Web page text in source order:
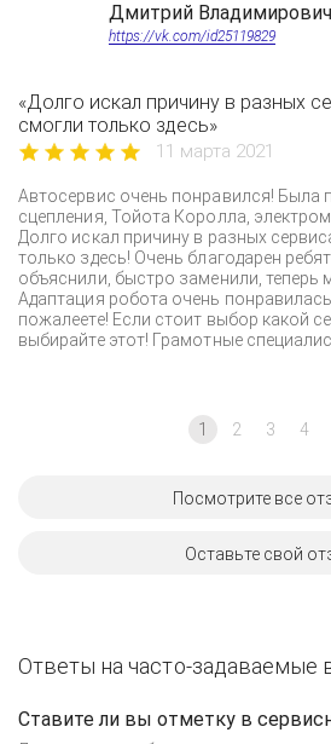
Дмитрий Владимирович
https://vk.com/id25119829
«Долго искал причину в разных
смогли только здесь»
11 марта 2021
Автосервис очень понравился! Была
сцепления, Тойота Королла,
Долго искал причину в разных
только здесь! Очень благодарен
объяснили, быстро заменили, теперь
Адаптация робота очень
пожалеете! Если стоит выбор какой
выбирайте этот! Грамотные
1 2 3 4
Посмотрите все
Оставьте свой
Ответы на часто-задаваемые
Ставите ли вы отметку в